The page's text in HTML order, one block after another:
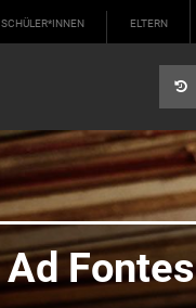
SCHÜLER*INNEN ELTERN
Ad Fontes